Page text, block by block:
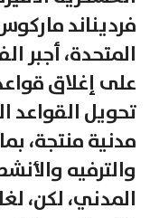
فرديناند
المتحدة، أجبر
تحويل القواعد
مدنية منتجة،
والترفيه
المدني، لكن،